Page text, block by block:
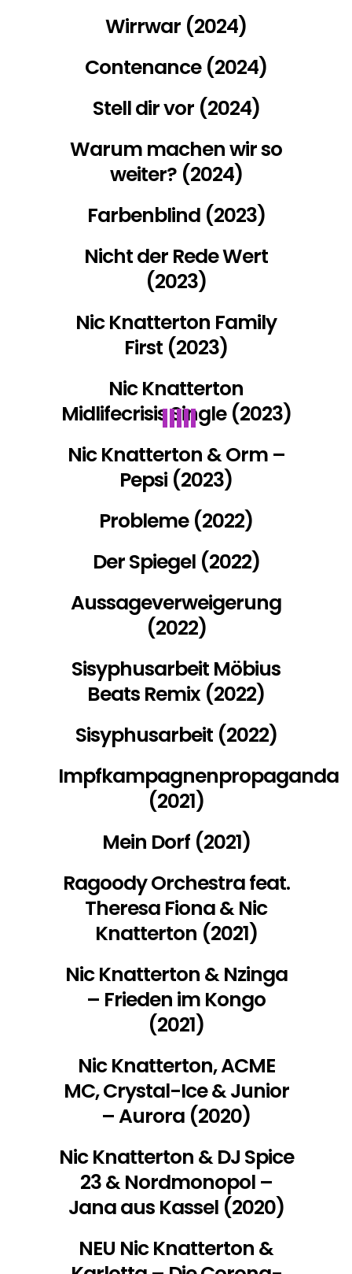
Wirrwar (2024)
Contenance (2024)
Stell dir vor (2024)
Warum machen wir so
weiter? (2024)
Farbenblind (2023)
Nicht der Rede Wert
(2023)
Nic Knatterton Family
First (2023)
Nic Knatterton
Midlifecrisis Single (2023)
Nic Knatterton & Orm –
Pepsi (2023)
Probleme (2022)
Der Spiegel (2022)
Aussageverweigerung
(2022)
Sisyphusarbeit Möbius
Beats Remix (2022)
Sisyphusarbeit (2022)
Impfkampagnenpropaganda
(2021)
Mein Dorf (2021)
Ragoody Orchestra feat.
Theresa Fiona & Nic
Knatterton (2021)
Nic Knatterton & Nzinga
– Frieden im Kongo
(2021)
Nic Knatterton, ACME
MC, Crystal-Ice & Junior
– Aurora (2020)
Nic Knatterton & DJ Spice
23 & Nordmonopol –
Jana aus Kassel (2020)
NEU Nic Knatterton &